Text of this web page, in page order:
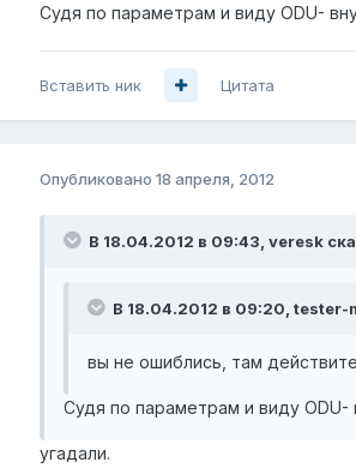
Судя по параметрам и виду ODU-
Вставить ник Цитата
Опубликовано 18 апреля, 2012
В 18.04.2012 в 09:43, veresk
В 18.04.2012 в 09:20, tester-
вы не ошиблись, там
Судя по параметрам и виду ODU-
угадали.